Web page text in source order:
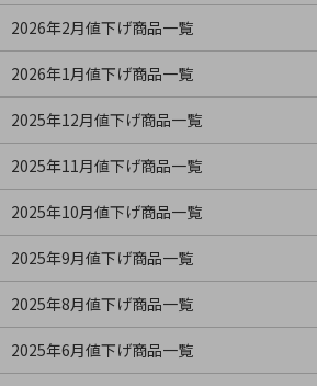
2026年2月値下げ商品一覧
2026年1月値下げ商品一覧
2025年12月値下げ商品一覧
2025年11月値下げ商品一覧
2025年10月値下げ商品一覧
2025年9月値下げ商品一覧
2025年8月値下げ商品一覧
2025年6月値下げ商品一覧